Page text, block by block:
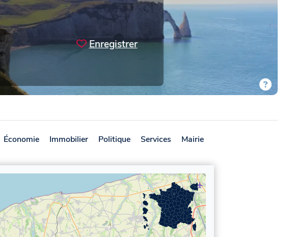
Enregistrer
Économie Immobilier Politique Services Mairie